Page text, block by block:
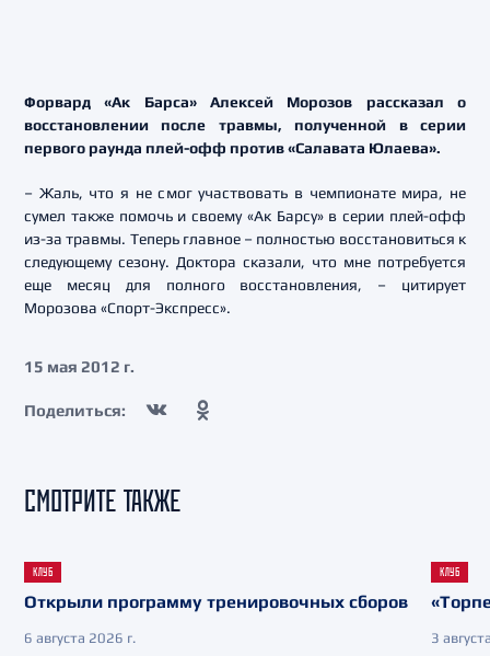
Форвард «Ак Барса» Алексей Морозов рассказал о
восстановлении после травмы, полученной в серии
первого раунда плей-офф против «Салавата Юлаева».
– Жаль, что я не смог участвовать в чемпионате мира, не
сумел также помочь и своему «Ак Барсу» в серии плей-офф
из-за травмы. Теперь главное – полностью восстановиться к
следующему сезону. Доктора сказали, что мне потребуется
еще месяц для полного восстановления, – цитирует
Морозова «Спорт-Экспресс».
15 мая 2012 г.
Поделиться:
СМОТРИТЕ ТАКЖЕ
КЛУБ
Открыли программу тренировочных сборов
6 августа 2026 г.
КЛУБ
3